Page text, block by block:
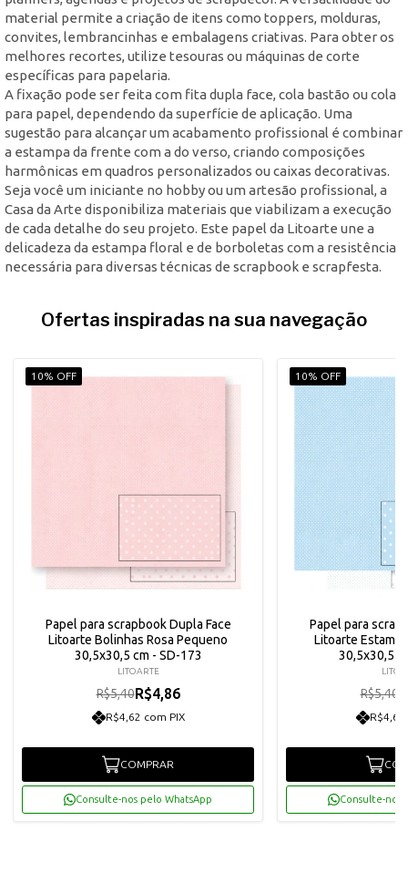
material permite a criação de itens como toppers, molduras,
convites, lembrancinhas e embalagens criativas. Para obter os
melhores recortes, utilize tesouras ou máquinas de corte
específicas para papelaria.
A fixação pode ser feita com fita dupla face, cola bastão ou cola
para papel, dependendo da superfície de aplicação. Uma
sugestão para alcançar um acabamento profissional é combinar
a estampa da frente com a do verso, criando composições
harmônicas em quadros personalizados ou caixas decorativas.
Seja você um iniciante no hobby ou um artesão profissional, a
Casa da Arte disponibiliza materiais que viabilizam a execução
de cada detalhe do seu projeto. Este papel da Litoarte une a
delicadeza da estampa floral e de borboletas com a resistência
necessária para diversas técnicas de scrapbook e scrapfesta.
Ofertas inspiradas na sua navegação
10% OFF
Papel para scrapbook Dupla Face
Litoarte Bolinhas Rosa Pequeno
30,5x30,5 cm - SD-173
LITOARTE
R$5,40R$4,86
R$4,62 com PIX
COMPRAR
Consulte-nos pelo WhatsApp
10% OFF
Papel para
Litoarte
30,5x30,5
R$5,40
R$4,62
Consulte-nos